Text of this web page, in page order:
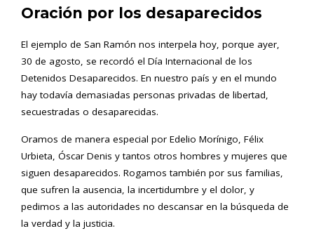
Oración por los desaparecidos
El ejemplo de San Ramón nos interpela hoy, porque ayer,
30 de agosto, se recordó el Día Internacional de los
Detenidos Desaparecidos. En nuestro país y en el mundo
hay todavía demasiadas personas privadas de libertad,
secuestradas o desaparecidas.
Oramos de manera especial por Edelio Morínigo, Félix
Urbieta, Óscar Denis y tantos otros hombres y mujeres que
siguen desaparecidos. Rogamos también por sus familias,
que sufren la ausencia, la incertidumbre y el dolor, y
pedimos a las autoridades no descansar en la búsqueda de
la verdad y la justicia.